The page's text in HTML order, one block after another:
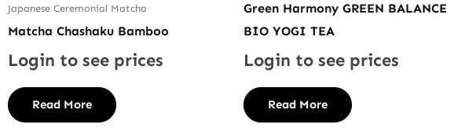
Japanese Ceremonial Matcha
Matcha Chashaku Bamboo
Login to see prices
Read More
Green Harmony GREEN BALANCE
BIO YOGI TEA
Login to see prices
Read More